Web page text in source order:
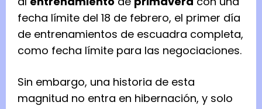
fecha límite del 18 de febrero, el primer día
de entrenamientos de escuadra completa,
como fecha límite para las negociaciones.
Sin embargo, una historia de esta
magnitud no entra en hibernación, y solo